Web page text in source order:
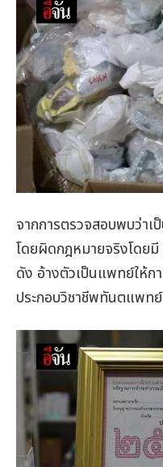
จากการตรวจสอบพบว่าเ
โดยผิดกฎหมายจริงโดย
ดัง อ้างตัวเป็นแพทย์ให้ก
ประกอบวิชาชีพทันตแพทย์